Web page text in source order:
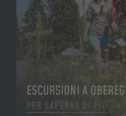
ESCURSIONI A
PER SAPERNE DI PIÙ